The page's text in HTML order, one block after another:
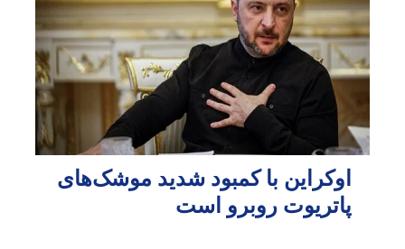
اوکراین با کمبود شدید موشک‌های
پاتریوت روبرو است